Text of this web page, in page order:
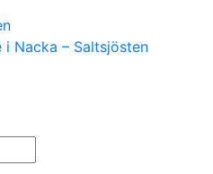
Nacka – Saltsjösten